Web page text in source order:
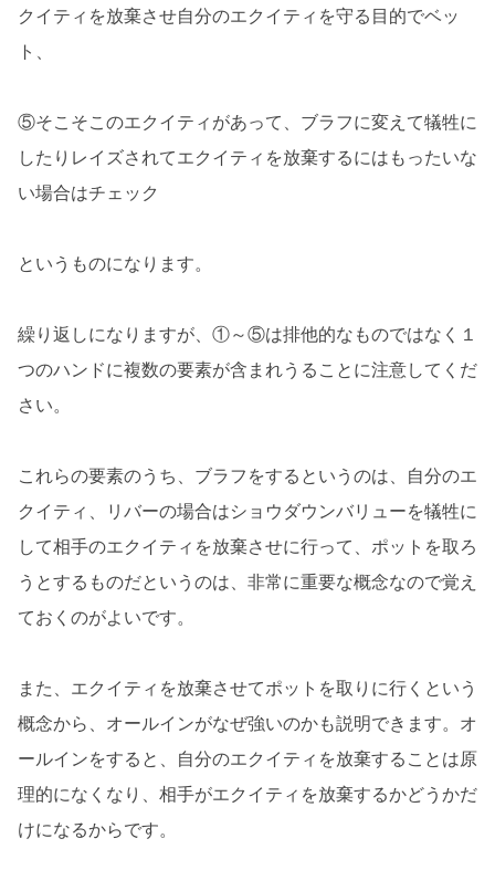
クイティを放棄させ自分のエクイティを守る目的でベッ
ト、
⑤そこそこのエクイティがあって、ブラフに変えて犠牲に
したりレイズされてエクイティを放棄するにはもったいな
い場合はチェック
というものになります。
繰り返しになりますが、①～⑤は排他的なものではなく１
つのハンドに複数の要素が含まれうることに注意してくだ
さい。
これらの要素のうち、ブラフをするというのは、自分のエ
クイティ、リバーの場合はショウダウンバリューを犠牲に
して相手のエクイティを放棄させに行って、ポットを取ろ
うとするものだというのは、非常に重要な概念なので覚え
ておくのがよいです。
また、エクイティを放棄させてポットを取りに行くという
概念から、オールインがなぜ強いのかも説明できます。オ
ールインをすると、自分のエクイティを放棄することは原
理的になくなり、相手がエクイティを放棄するかどうかだ
けになるからです。